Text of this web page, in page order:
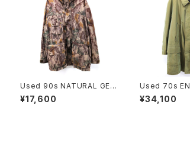
Used 90s NATURAL GEA
R Beatiful Real Tree Cam
o Fake Suede Mountain
¥17,600
Used 70s
errys
an Half Coat
¥34,100